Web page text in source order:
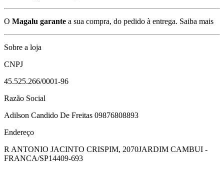
O Magalu garante a sua compra, do pedido à entrega. Saiba mais
Sobre a loja
CNPJ
45.525.266/0001-96
Razão Social
Adilson Candido De Freitas 09876808893
Endereço
R ANTONIO JACINTO CRISPIM, 2070JARDIM CAMBUI -
FRANCA/SP14409-693